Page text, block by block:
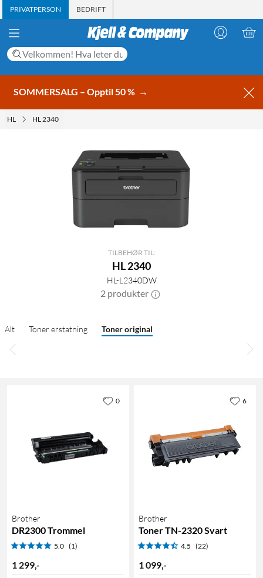
PRIVATPERSON BEDRIFT
SOMMERSALG – Opptil 50 % →
HL HL 2340
TILBEHØR TIL:
HL 2340
HL-L2340DW
2 produkter
Alt Toner erstatning Toner original
Brother
DR2300 Trommel
5.0 (1)
1 299,-
0
Brother
Toner TN-2320 Svart
4.5 (22)
1 099,-
6